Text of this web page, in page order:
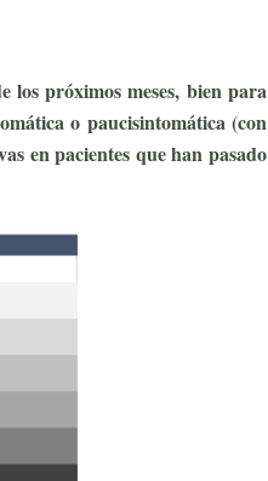
los próximos meses, bien para
o paucisintomática (con
en pacientes que han pasado